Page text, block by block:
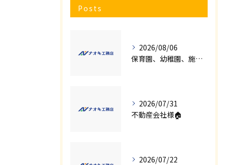
Posts
2026/08/06
保育園、幼稚園、施設様！！内装リフォームでお悩み事はございませんか？
2026/07/31
不動産会社様🏠
2026/07/22